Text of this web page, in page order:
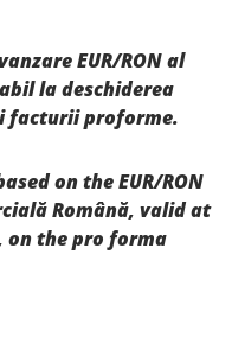
EUR/RON al
la deschiderea
facturii proforme.
on the EUR/RON
Română, valid at
on the pro forma